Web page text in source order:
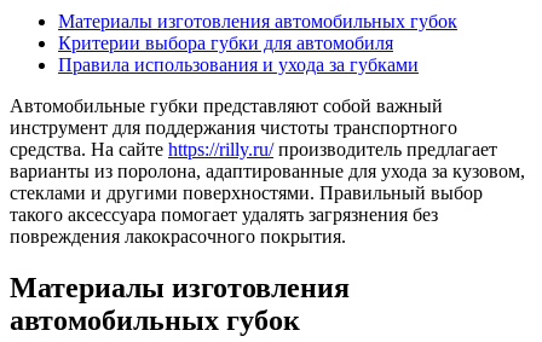
Материалы изготовления автомобильных губок
Критерии выбора губки для автомобиля
Правила использования и ухода за губками
Автомобильные губки представляют собой важный
инструмент для поддержания чистоты транспортного
средства. На сайте https://rilly.ru/производитель предлагает
варианты из поролона, адаптированные для ухода за кузовом,
стеклами и другими поверхностями. Правильный выбор
такого аксессуара помогает удалять загрязнения без
повреждения лакокрасочного покрытия.
Материалы изготовления
автомобильных губок